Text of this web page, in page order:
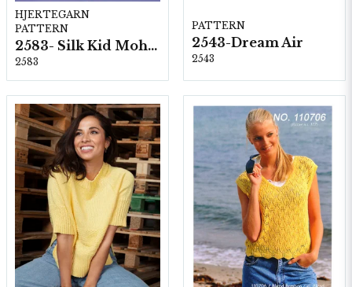
HJERTEGARN
PATTERN
2583- Silk Kid Mohair
2583
PATTERN
2543-Dream Air
2543